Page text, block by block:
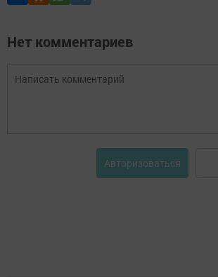
Нет комментариев
Авторизоваться